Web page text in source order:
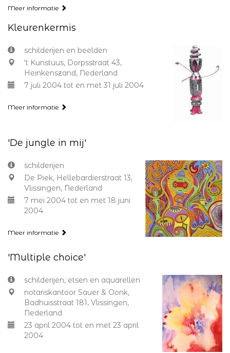
Meer informatie
Kleurenkermis
schilderijen en beelden
't Kunstuus, Dorpsstraat 43,
Heinkenszand, Nederland
7 juli 2004 tot en met 31 juli 2004
Meer informatie
'De jungle in mij'
schilderijen
De Piek, Hellebardierstraat 13,
Vlissingen, Nederland
7 mei 2004 tot en met 18 juni
2004
Meer informatie
'Multiple choice'
schilderijen, etsen en aquarellen
notariskantoor Sauer & Oonk,
Badhuisstraat 181, Vlissingen,
Nederland
23 april 2004 tot en met 23 april
2004